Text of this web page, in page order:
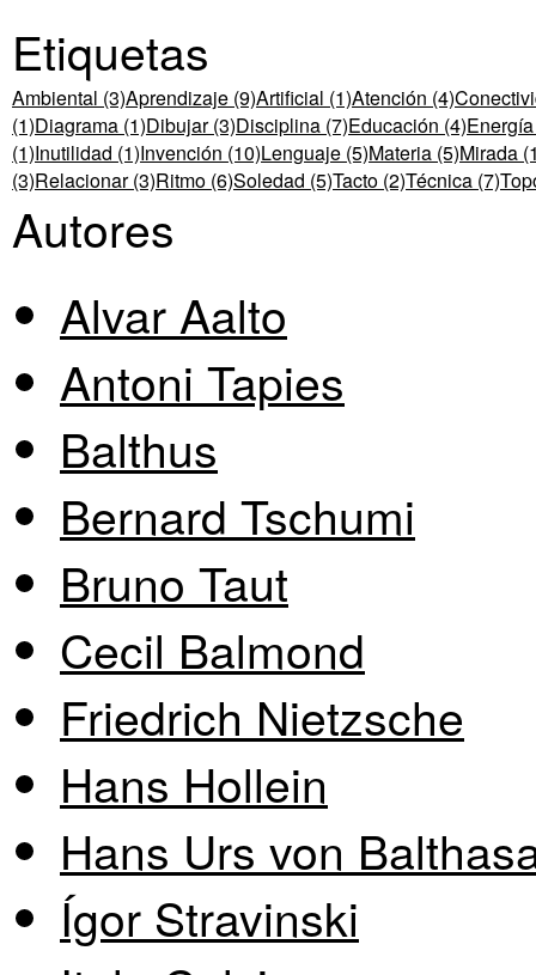
Etiquetas
Ambiental (3)Aprendizaje (9)Artificial (1)Atención (4)
(1)Diagrama (1)Dibujar (3)Disciplina (7)Educación (4)
(1)Inutilidad (1)Invención (10)Lenguaje (5)Materia (5)Mirada
(3)Relacionar (3)Ritmo (6)Soledad (5)Tacto (2)Técnica (7)
Autores
Alvar Aalto
Antoni Tapies
Balthus
Bernard Tschumi
Bruno Taut
Cecil Balmond
Friedrich Nietzsche
Hans Hollein
Hans Urs von
Ígor Stravinski